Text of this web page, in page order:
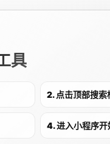
具
2. 点击顶部搜索
4. 进入小程序开